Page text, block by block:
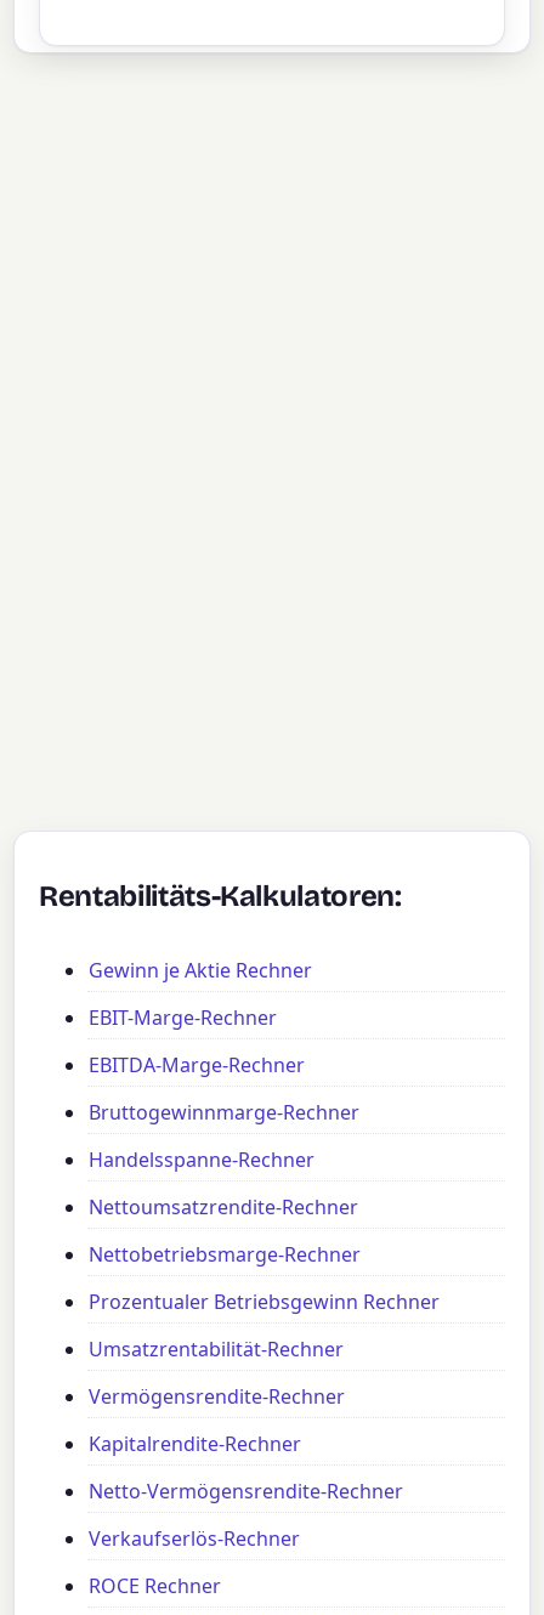
Rentabilitäts-Kalkulatoren:
Gewinn je Aktie Rechner
EBIT-Marge-Rechner
EBITDA-Marge-Rechner
Bruttogewinnmarge-Rechner
Handelsspanne-Rechner
Nettoumsatzrendite-Rechner
Nettobetriebsmarge-Rechner
Prozentualer Betriebsgewinn Rechner
Umsatzrentabilität-Rechner
Vermögensrendite-Rechner
Kapitalrendite-Rechner
Netto-Vermögensrendite-Rechner
Verkaufserlös-Rechner
ROCE Rechner